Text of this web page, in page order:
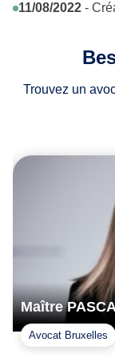
11/08/2022 -
Trouvez un
Maître
Avocat Bruxelles